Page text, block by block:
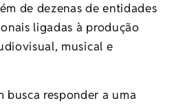
de dezenas de entidades
ligadas à produção
musical e
busca responder a uma